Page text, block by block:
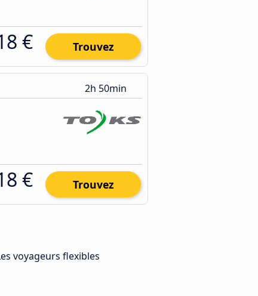
€ Trouvez
2h 50min
€ Trouvez
voyageurs flexibles